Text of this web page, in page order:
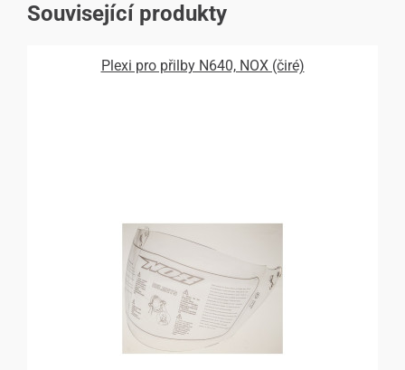
Související produkty
Plexi pro přilby N640, NOX (čiré)